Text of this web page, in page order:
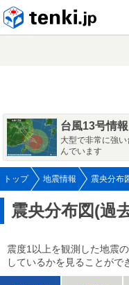
台風13号情報
大型で非常に強
んでいます
トップ 地震情報 震央分布
震央分布図(過
震度1以上を観測した地震
しているかを見ることがで